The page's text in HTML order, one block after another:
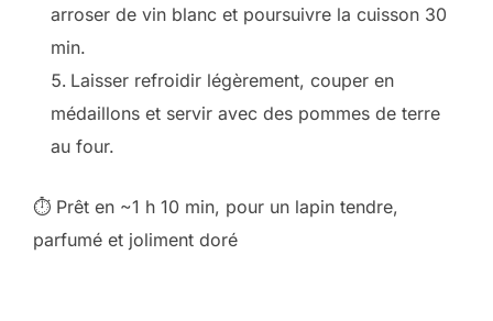
arroser de vin blanc et poursuivre la cuisson 30
min.
Laisser refroidir légèrement, couper en
médaillons et servir avec des pommes de terre
au four.
⏱ Prêt en ~1 h 10 min, pour un lapin tendre,
parfumé et joliment doré